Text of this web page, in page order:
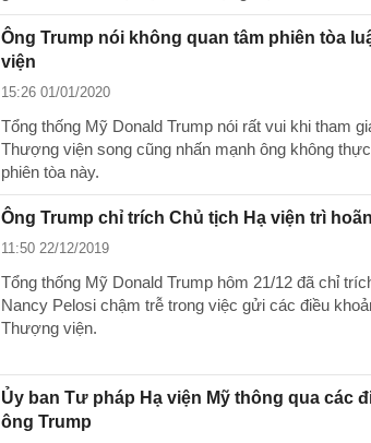
Ông Trump nói không quan tâm phiên tòa
viện
15:26 01/01/2020
Tổng thống Mỹ Donald Trump nói rất vui khi tham
Thượng viện song cũng nhấn mạnh ông không
phiên tòa này.
Ông Trump chỉ trích Chủ tịch Hạ viện trì
11:50 22/12/2019
Tổng thống Mỹ Donald Trump hôm 21/12 đã chỉ
Nancy Pelosi chậm trễ trong việc gửi các điều
Thượng viện.
Ủy ban Tư pháp Hạ viện Mỹ thông qua các
ông Trump